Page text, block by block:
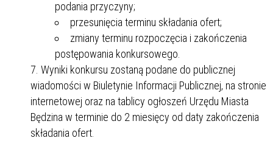
podania przyczyny;
przesunięcia terminu składania ofert;
zmiany terminu rozpoczęcia i zakończenia
postępowania konkursowego.
Wyniki konkursu zostaną podane do publicznej
wiadomości w Biuletynie Informacji Publicznej, na stronie
internetowej oraz na tablicy ogłoszeń Urzędu Miasta
Będzina w terminie do 2 miesięcy od daty zakończenia
składania ofert.